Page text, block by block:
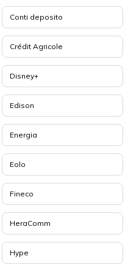
Conti deposito
Crédit Agricole
Disney+
Edison
Energia
Eolo
Fineco
HeraComm
Hype